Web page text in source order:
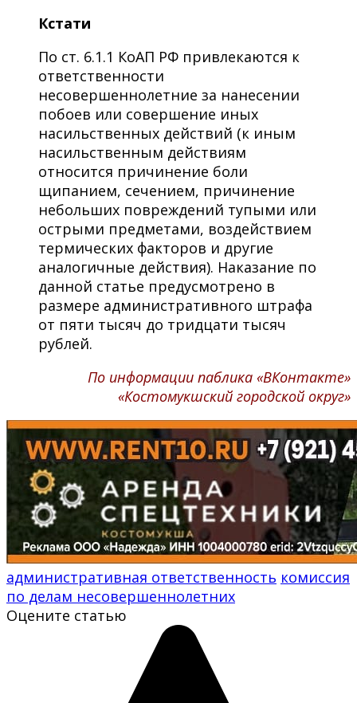
Кстати
По ст. 6.1.1 КоАП РФ привлекаются к
ответственности
несовершеннолетние за нанесении
побоев или совершение иных
насильственных действий (к иным
насильственным действиям
относится причинение боли
щипанием, сечением, причинение
небольших повреждений тупыми или
острыми предметами, воздействием
термических факторов и другие
аналогичные действия). Наказание по
данной статье предусмотрено в
размере административного штрафа
от пяти тысяч до тридцати тысяч
рублей.
По информации паблика «ВКонтакте»
«Костомукшский городской округ»
административная ответственность комиссия
по делам несовершеннолетних
Оцените статью